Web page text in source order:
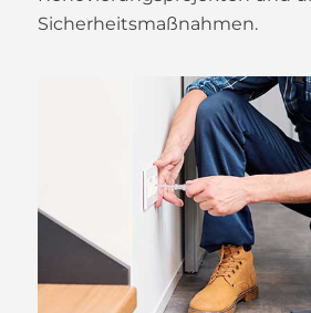
Sicherheitsmaßnahmen.